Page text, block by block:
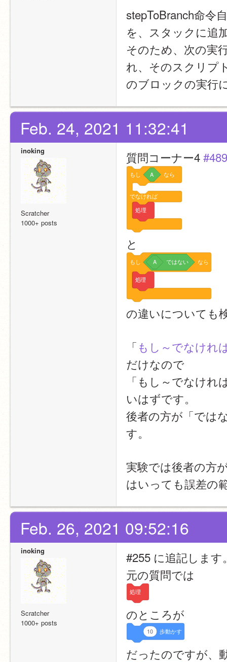
stepToBranch命令
を、スタックに追
そのため、次の実
れ、そのスクリプ
のブロックの実行
Feb. 24, 2021 11:32:41
inoking
Scratcher
1000+ posts
質問コーナー4
もし A なら
でなければ
処理
と
もし A ではない なら
処理
の違いについても
「もし～でなけれ
だけなので
「もし～でなけ
いはずです。
後者の方が「では
す。
実験では後者の方
はいっても誤差の
Feb. 26, 2021 09:52:16
inoking
Scratcher
1000+ posts
#255 に追記します
元の質問では
処理
のところが
10 歩動かす
だったのですが、